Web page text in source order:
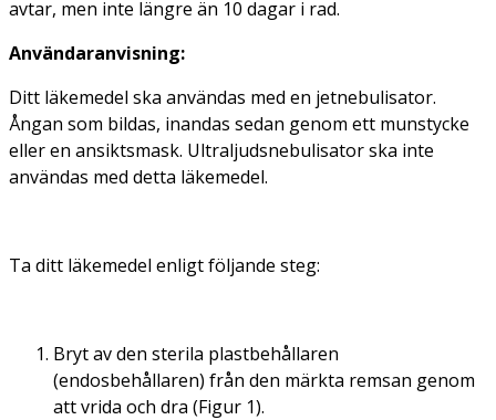
avtar, men inte längre än 10 dagar i rad.
Användaranvisning:
Ditt läkemedel ska användas med en jetnebulisator.
Ångan som bildas, inandas sedan genom ett munstycke
eller en ansiktsmask. Ultraljudsnebulisator ska inte
användas med detta läkemedel.
Ta ditt läkemedel enligt följande steg:
Bryt av den sterila plastbehållaren
(endosbehållaren) från den märkta remsan genom
att vrida och dra (Figur 1).